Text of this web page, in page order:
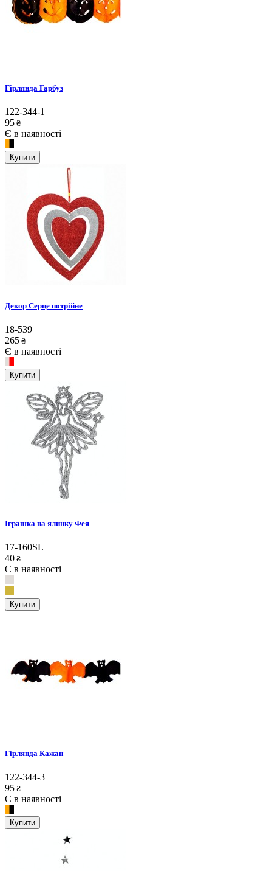
Гірлянда Гарбуз
122-344-1
95 ₴
Є в наявності
Купити
Декор Серце потрійне
18-539
265 ₴
Є в наявності
Купити
Іграшка на ялинку Фея
17-160SL
40 ₴
Є в наявності
Купити
Гірлянда Кажан
122-344-3
95 ₴
Є в наявності
Купити